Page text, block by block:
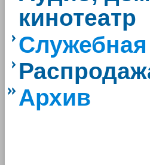
кинотеатр
Служебная
Архив